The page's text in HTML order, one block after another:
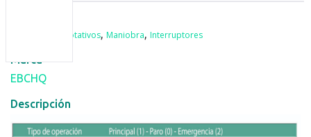
Selectores rotativos, Maniobra, Interruptores
Marca
EBCHQ
Descripción